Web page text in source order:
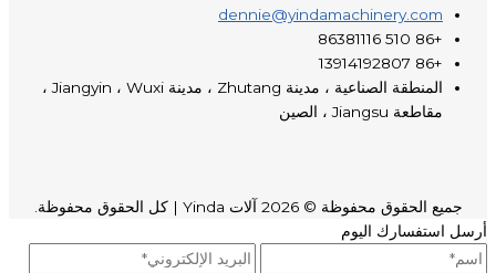
dennie@yindamachinery.com
+86 510 86381116
+86 13914192807
المنطقة الصناعية ، مدينة Zhutang ، مدينة Jiangyin ، Wuxi ،
مقاطعة Jiangsu ، الصين
جميع الحقوق محفوظة © 2026 آلات Yinda
| كل الحقوق محفوظة.
أرسل استفسارك اليوم